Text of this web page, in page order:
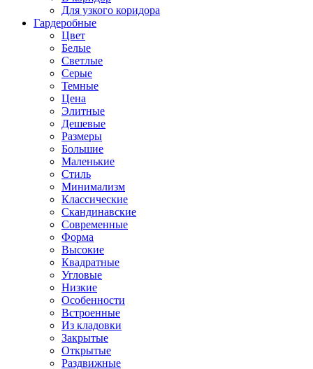
Для узкого коридора
Гардеробные
Цвет
Белые
Светлые
Серые
Темные
Цена
Элитные
Дешевые
Размеры
Большие
Маленькие
Стиль
Минимализм
Классические
Скандинавские
Современные
Форма
Высокие
Квадратные
Угловые
Низкие
Особенности
Встроенные
Из кладовки
Закрытые
Открытые
Раздвижные